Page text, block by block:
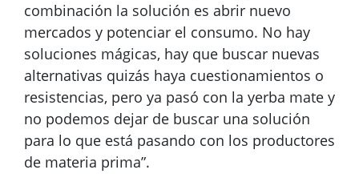
combinación la solución es abrir nuevo
mercados y potenciar el consumo. No hay
soluciones mágicas, hay que buscar nuevas
alternativas quizás haya cuestionamientos o
resistencias, pero ya pasó con la yerba mate y
no podemos dejar de buscar una solución
para lo que está pasando con los productores
de materia prima”.